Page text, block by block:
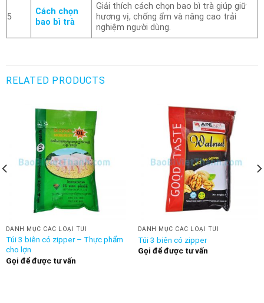
5
Cách chọn
bao bì trà
Giải thích cách chọn bao bì trà giúp giữ
hương vị, chống ẩm và nâng cao trải
nghiệm người dùng.
RELATED PRODUCTS
DANH MỤC CÁC LOẠI TÚI
Túi 3 biên có zipper – Thực phẩm
cho lợn
Gọi để được tư vấn
DANH MỤC CÁC LOẠI TÚI
Túi 3 biên có zipper
Gọi để được tư vấn